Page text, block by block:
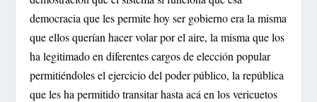
democracia que les permite hoy ser gobierno era la misma
que ellos querían hacer volar por el aire, la misma que los
ha legitimado en diferentes cargos de elección popular
permitiéndoles el ejercicio del poder público, la república
que les ha permitido transitar hasta acá en los vericuetos